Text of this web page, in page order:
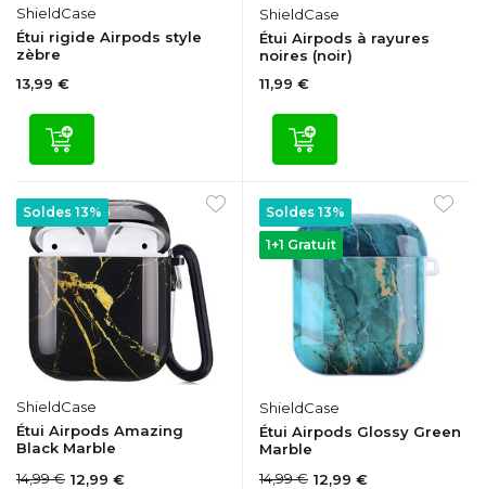
ShieldCase
Étui rigide Airpods style
zèbre
13,99 €
ShieldCase
Étui Airpods à rayures
noires (noir)
11,99 €
Soldes 13%
ShieldCase
Étui Airpods Amazing
Black Marble
14,99 € 12,99 €
1+1 Gratuit
Soldes 13%
ShieldCase
Étui Airpods Glossy Green
Marble
14,99 € 12,99 €